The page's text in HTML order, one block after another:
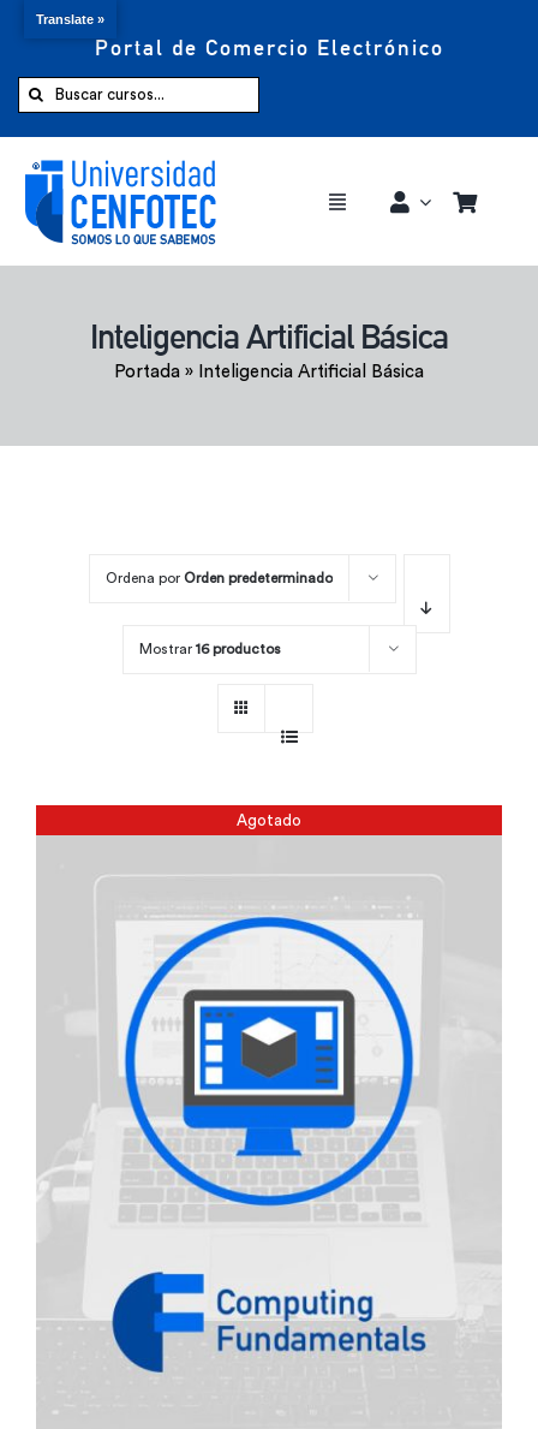
Portal de Comercio Electrónico
Buscar:
Toggle
Comprar ahora
Inteligencia Artificial Básica
Portada » Inteligencia Artificial Básica
Ordena por Orden predeterminado
Mostrar 16 productos
Agotado
Translate »